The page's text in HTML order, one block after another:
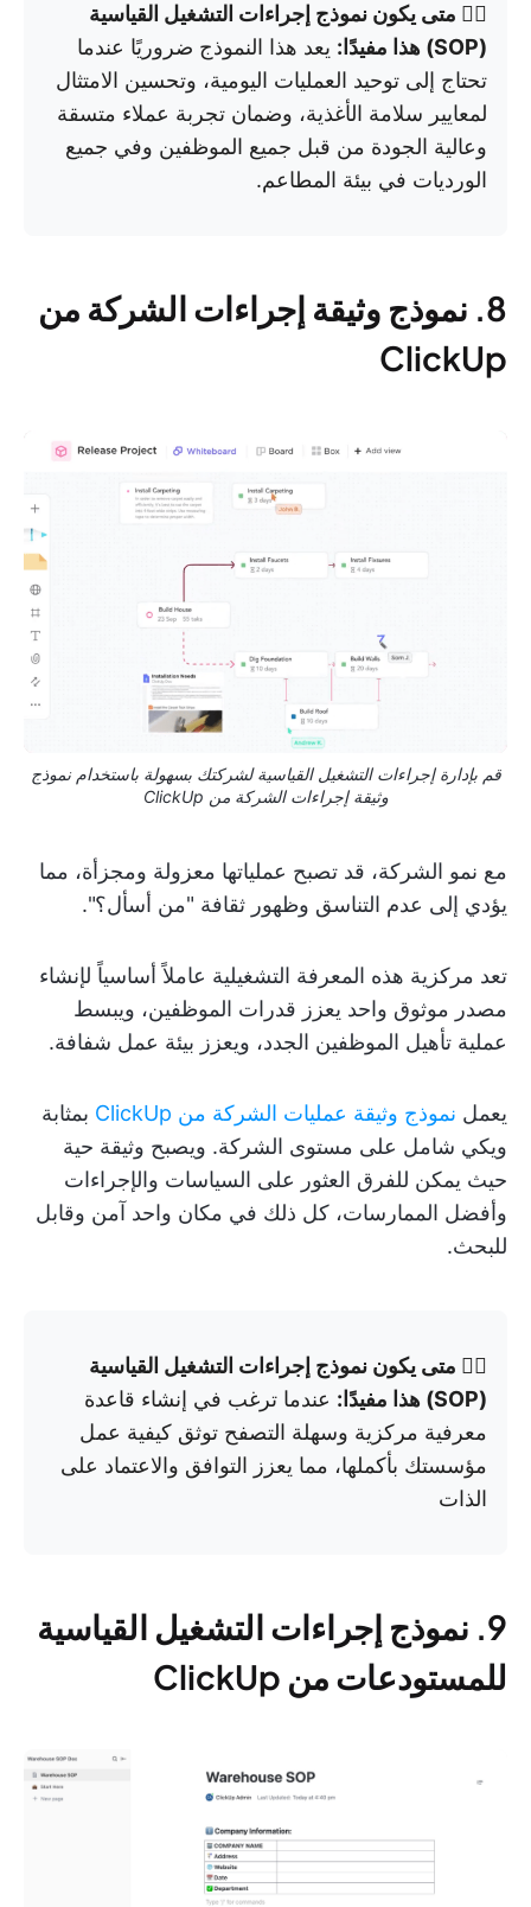
👉🏼 متى يكون نموذج إجراءات التشغيل القياسية
(SOP) هذا مفيدًا:
يعد هذا النموذج ضروريًا عندما
تحتاج إلى توحيد العمليات اليومية، وتحسين الامتثال
لمعايير سلامة الأغذية، وضمان تجربة عملاء متسقة
وعالية الجودة من قبل جميع الموظفين وفي جميع
الورديات في بيئة المطاعم.
8. نموذج وثيقة إجراءات الشركة من
ClickUp
قم بإدارة إجراءات التشغيل القياسية لشركتك بسهولة باستخدام نموذج
وثيقة إجراءات الشركة من ClickUp
مع نمو الشركة، قد تصبح عملياتها معزولة ومجزأة، مما
يؤدي إلى عدم التناسق وظهور ثقافة "من أسأل؟".
تعد مركزية هذه المعرفة التشغيلية عاملاً أساسياً لإنشاء
مصدر موثوق واحد يعزز قدرات الموظفين، ويبسط
عملية تأهيل الموظفين الجدد، ويعزز بيئة عمل شفافة.
يعمل نموذج وثيقة عمليات الشركة من ClickUp
بمثابة
ويكي شامل على مستوى الشركة. ويصبح وثيقة حية
حيث يمكن للفرق العثور على السياسات والإجراءات
وأفضل الممارسات، كل ذلك في مكان واحد آمن وقابل
للبحث.
👉🏼 متى يكون نموذج إجراءات التشغيل القياسية
(SOP) هذا مفيدًا:
عندما ترغب في إنشاء قاعدة
معرفية مركزية وسهلة التصفح توثق كيفية عمل
مؤسستك بأكملها، مما يعزز التوافق والاعتماد على
الذات
9. نموذج إجراءات التشغيل القياسية
للمستودعات من ClickUp